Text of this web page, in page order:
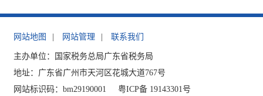
网站地图 网站管理 联系我们
主办单位：国家税务总局广东省税务局
地址：广东省广州市天河区花城大道767号
网站标识码：bm29190001
粤ICP备 19143301号